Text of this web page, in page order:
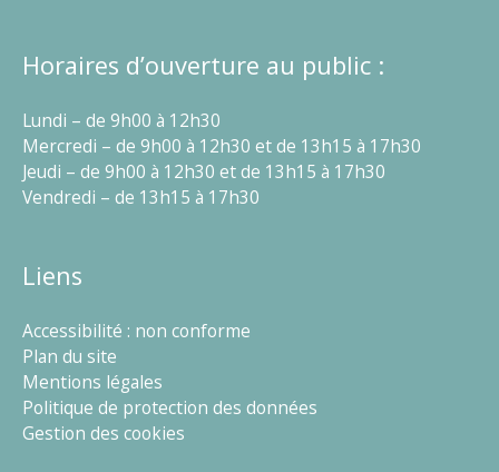
Horaires d’ouverture au public :
Lundi – de 9h00 à 12h30
Mercredi – de 9h00 à 12h30 et de 13h15 à 17h30
Jeudi – de 9h00 à 12h30 et de 13h15 à 17h30
Vendredi – de 13h15 à 17h30
Liens
Accessibilité : non conforme
Plan du site
Mentions légales
Politique de protection des données
Gestion des cookies